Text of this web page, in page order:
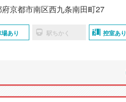
京都市南区西九条南田町27
あり 駅ちかく 控室あり